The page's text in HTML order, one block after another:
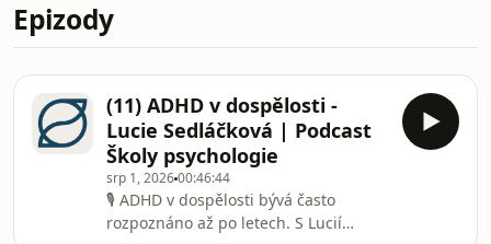
Epizody
(11) ADHD v dospělosti -
Lucie Sedláčková | Podcast
Školy psychologie
srp 1, 202600:46:44
🎙️ ADHD v dospělosti bývá často
rozpoznáno až po letech. S Lucií